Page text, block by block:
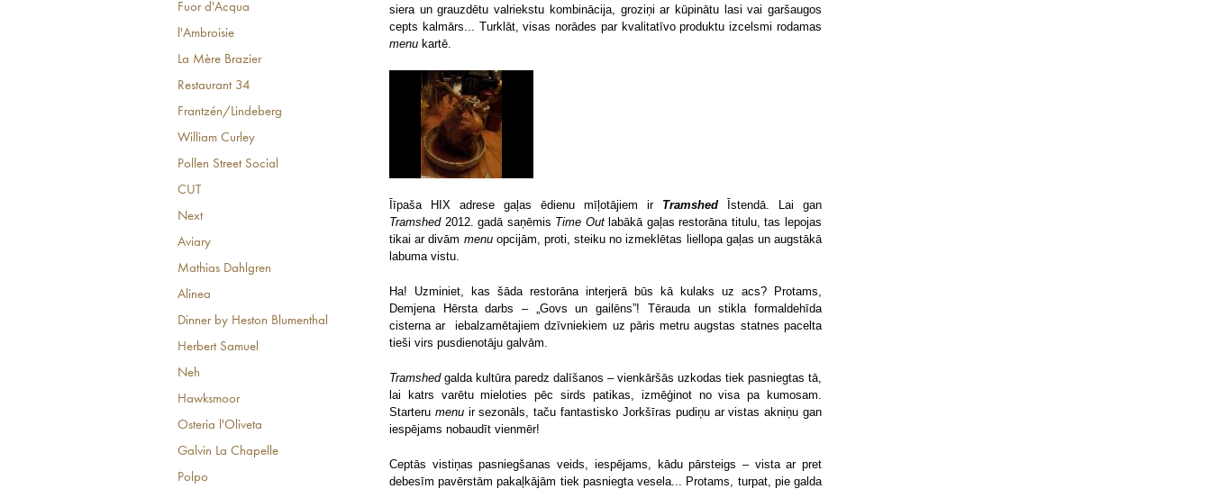
Fuor d'Acqua
l'Ambroisie
La Mère Brazier
Restaurant 34
Frantzén/Lindeberg
William Curley
Pollen Street Social
CUT
Next
Aviary
Mathias Dahlgren
Alinea
Dinner by Heston Blumenthal
Herbert Samuel
Neh
Hawksmoor
Osteria l'Oliveta
Galvin La Chapelle
Polpo
siera un grauzdētu valriekstu kombinācija, groziņi ar kūpinātu lasi vai garšaugos
cepts kalmārs... Turklāt, visas norādes par kvalitatīvo produktu izcelsmi rodamas
menu kartē.
Īīpaša HIX adrese gaļas ēdienu mīļotājiem ir Tramshed
Īstendā. Lai gan
Tramshed2012. gadā saņēmis Time Outlabākā gaļas restorāna titulu, tas lepojas
tikai ar divām menu opcijām, proti, steiku no izmeklētas liellopa gaļas un augstākā
labuma vistu.
Ha! Uzminiet, kas šāda restorāna interjerā būs kā kulaks uz acs? Protams,
Demjena Hērsta darbs – „Govs un gailēns”! Tērauda un stikla formaldehīda
cisterna ar iebalzamētajiem dzīvniekiem uz pāris metru augstas statnes pacelta
tieši virs pusdienotāju galvām.
Tramshedgalda kultūra paredz dalīšanos – vienkāršās uzkodas tiek pasniegtas tā,
lai katrs varētu mieloties pēc sirds patikas, izmēģinot no visa pa kumosam.
Starteru menuir sezonāls, taču fantastisko Jorkšīras pudiņu ar vistas akniņu gan
iespējams nobaudīt vienmēr!
Ceptās vistiņas pasniegšanas veids, iespējams, kādu pārsteigs – vista ar pret
debesīm pavērstām pakaļkājām tiek pasniegta vesela... Protams, turpat, pie galda